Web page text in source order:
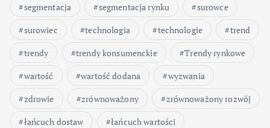
segmentacja
segmentacja rynku
surowce
surowiec
technologia technologie
trend
trendy
trendy konsumenckie
Trendy rynkowe
wartość
wartość dodana
wyzwania
zdrowie
zrównoważony
zrównoważony rozwój
łańcuch dostaw
łańcuch wartości